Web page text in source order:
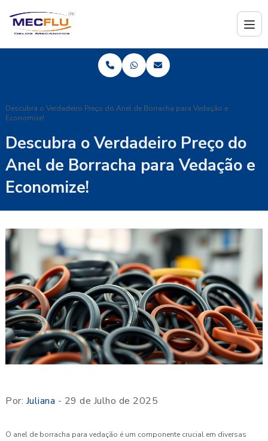
Descubra o Verdadeiro Preço do Anel de Borracha para Vedação e
Economize!
Descubra o Verdadeiro Preço do
Anel de Borracha para Vedação e
Economize!
Por: Juliana - 29 de Julho de 2025
O anel de borracha para vedação é um componente crucial em diversas